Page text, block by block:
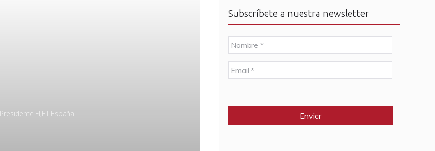
FIJET España
Subscríbete a nuestra newsletter
N
o
m
b
r
E
m
l